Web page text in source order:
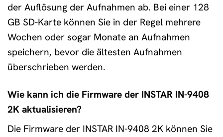
der Auflösung der Aufnahmen ab. Bei einer 128
GB SD-Karte können Sie in der Regel mehrere
Wochen oder sogar Monate an Aufnahmen
speichern, bevor die ältesten Aufnahmen
überschrieben werden.
Wie kann ich die Firmware der INSTAR IN-9408
2K aktualisieren?
Die Firmware der INSTAR IN-9408 2K können Sie